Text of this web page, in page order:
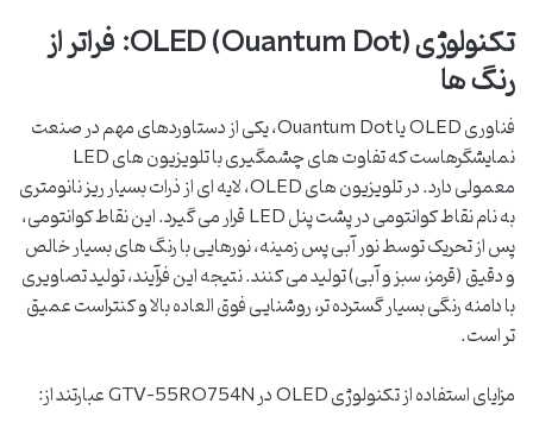
تکنولوژی QLED (Quantum Dot): فراتر از
رنگ ها
فناوری QLED یا Quantum Dot، یکی از دستاوردهای مهم در صنعت
نمایشگرهاست که تفاوت های چشمگیری با تلویزیون های LED
معمولی دارد. در تلویزیون های QLED، لایه ای از ذرات بسیار ریز نانومتری
به نام نقاط کوانتومی در پشت پنل LED قرار می گیرد. این نقاط کوانتومی،
پس از تحریک توسط نور آبی پس زمینه، نورهایی با رنگ های بسیار خالص
و دقیق (قرمز، سبز و آبی) تولید می کنند. نتیجه این فرآیند، تولید تصاویری
با دامنه رنگی بسیار گسترده تر، روشنایی فوق العاده بالا و کنتراست عمیق
تر است.
مزایای استفاده از تکنولوژی QLED در GTV-55RQ754N عبارتند از: